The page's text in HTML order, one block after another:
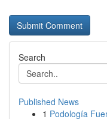
Search
Published News
1 Podología